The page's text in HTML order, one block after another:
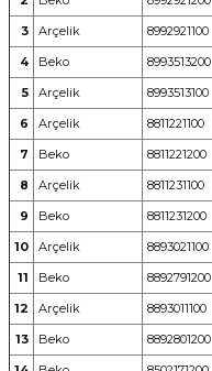
3
Arçelik 8992921100
4
Beko 8993513200
5
Arçelik 8993513100
6
Arçelik 8811221100
7
Beko 8811221200
8
Arçelik 8811231100
9
Beko 8811231200
10
Arçelik 8893021100
11
Beko 8892791200
12
Arçelik 8893011100
13
Beko 8892801200